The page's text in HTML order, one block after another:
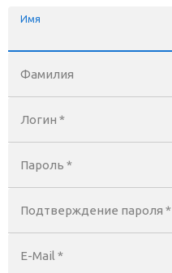
Имя
Фамилия
Логин *
Пароль *
Подтверждение пароля *
E-Mail *